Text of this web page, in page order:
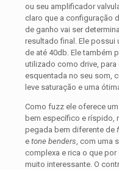
ou seu amplificador
claro que a configuração
de ganho vai ser
resultado final. Ele possui
de até 40db. Ele também
utilizado como drive, para
esquentada no seu som,
leve saturação e uma
Como fuzz ele oferece
bem específico e ríspido,
pegada bem diferente de
e tone benders , com uma
complexa e rica o que por
muito interessante. O